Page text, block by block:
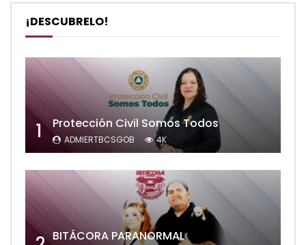
¡DESCUBRELO!
1 Protección Civil Somos Todos
ADMIERTBCSGOB 4K
BITÁCORA PARANORMAL